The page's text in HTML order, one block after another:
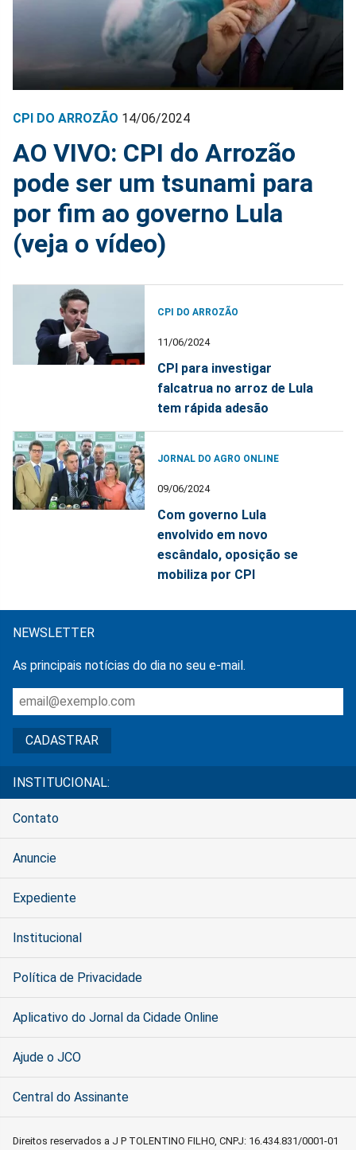
CPI DO ARROZÃO 14/06/2024
AO VIVO: CPI do Arrozão
pode ser um tsunami para
por fim ao governo Lula
(veja o vídeo)
CPI DO ARROZÃO
11/06/2024
CPI para investigar
falcatrua no arroz de Lula
tem rápida adesão
JORNAL DO AGRO ONLINE
09/06/2024
Com governo Lula
envolvido em novo
escândalo, oposição se
mobiliza por CPI
NEWSLETTER
As principais notícias do dia no seu e-mail.
INSTITUCIONAL:
Contato
Anuncie
Expediente
Institucional
Política de Privacidade
Aplicativo do Jornal da Cidade Online
Ajude o JCO
Central do Assinante
Direitos reservados a J P TOLENTINO FILHO, CNPJ: 16.434.831/0001-01